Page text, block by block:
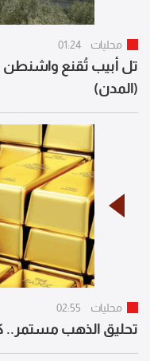
محليات 01:24
تل أبيب تُقنع واشنطن
(المدن)
محليات 02:55
تحليق الذهب مستمر..